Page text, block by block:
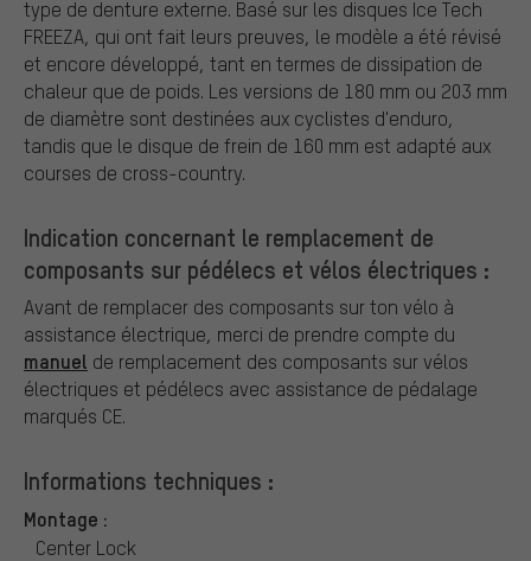
type de denture externe. Basé sur les disques Ice Tech
FREEZA, qui ont fait leurs preuves, le modèle a été révisé
et encore développé, tant en termes de dissipation de
chaleur que de poids. Les versions de 180 mm ou 203 mm
de diamètre sont destinées aux cyclistes d'enduro,
tandis que le disque de frein de 160 mm est adapté aux
courses de cross-country.
Indication concernant le remplacement de
composants sur pédélecs et vélos électriques :
Avant de remplacer des composants sur ton vélo à
assistance électrique, merci de prendre compte du
manuel de remplacement des composants sur vélos
électriques et pédélecs avec assistance de pédalage
marqués CE.
Informations techniques :
Montage :
Center Lock